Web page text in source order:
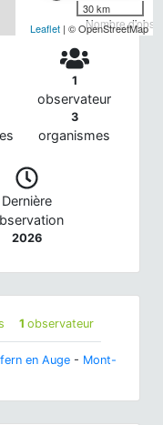
Nombre
30 km
Leaflet | © OpenStreetMap
1
observateur
3
organismes
Dernière
2026
1 observateur
en Auge - Mont-